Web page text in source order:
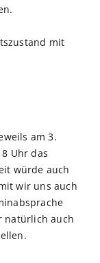
mit
am 3.
Uhr das
würde auch
wir uns auch
natürlich auch